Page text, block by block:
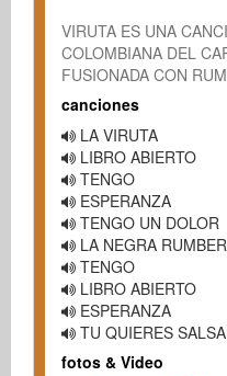
VIRUTA ES UNA
COLOMBIANA DEL
FUSIONADA CON
canciones
LA VIRUTA
LIBRO ABIERTO
TENGO
ESPERANZA
TENGO UN DOLOR
LA NEGRA
TENGO
LIBRO ABIERTO
ESPERANZA
TU QUIERES
fotos & Video